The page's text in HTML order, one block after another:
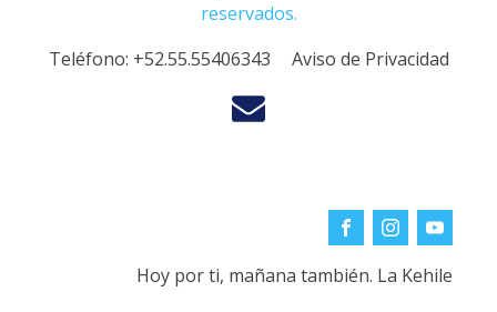
reservados.
Teléfono: +52.55.55406343 Aviso de Privacidad
Hoy por ti, mañana también. La Kehile